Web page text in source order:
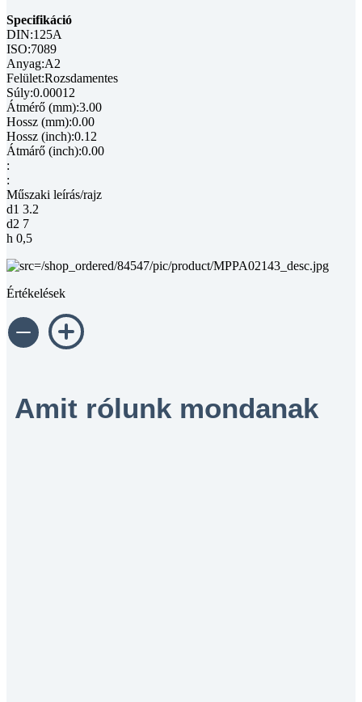
Specifikáció
DIN:125A
ISO:7089
Anyag:A2
Felület:Rozsdamentes
Súly:0.00012
Átmérő (mm):3.00
Hossz (mm):0.00
Hossz (inch):0.12
Átmárő (inch):0.00
:
:
Műszaki leírás/rajz
d1 3.2
d2 7
h 0,5
Értékelések
Amit rólunk mondanak